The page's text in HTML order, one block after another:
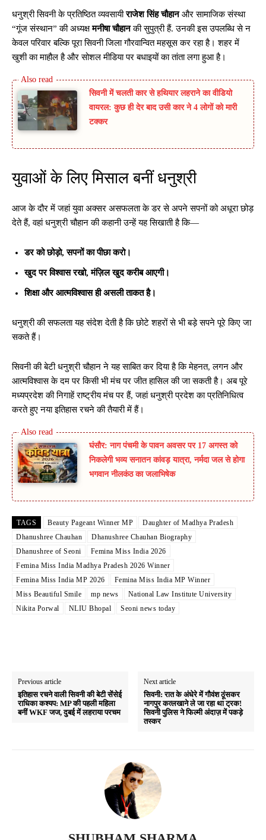
धनुश्री सिवनी के प्रतिष्ठित व्यवसायीराजेश सिंह चौहानऔर सामाजिक संस्था
“गूंज संस्थान” की अध्यक्षमनीषा चौहानकी सुपुत्री हैं. उनकी इस उपलब्धि से न
केवल परिवार बल्कि पूरा सिवनी जिला गौरवान्वित महसूस कर रहा है। शहर में
खुशी का माहौल है और सोशल मीडिया पर बधाइयों का तांता लगा हुआ है।
सिवनी में चलती कार से हथियार लहराने का वीडियो
वायरल: कुछ ही देर बाद उसी कार ने 4 लोगों को मारी
टक्कर
युवाओं के लिए मिसाल बनीं धनुश्री
आज के दौर में जहां युवा अक्सर असफलता के डर से अपने सपनों को अधूरा छोड़
देते हैं, वहां धनुश्री चौहान की कहानी उन्हें यह सिखाती है कि—
डर को छोड़ो, सपनों का पीछा करो।
खुद पर विश्वास रखो, मंज़िल खुद करीब आएगी।
शिक्षा और आत्मविश्वास ही असली ताकत है।
धनुश्री की सफलता यह संदेश देती है कि छोटे शहरों से भी बड़े सपने पूरे किए जा
सकते हैं।
सिवनी की बेटी धनुश्री चौहान ने यह साबित कर दिया है कि मेहनत, लगन और
आत्मविश्वास के दम पर किसी भी मंच पर जीत हासिल की जा सकती है। अब पूरे
मध्यप्रदेश की निगाहें राष्ट्रीय मंच पर हैं, जहां धनुश्री प्रदेश का प्रतिनिधित्व
करते हुए नया इतिहास रचने की तैयारी में हैं।
घंसौर: नाग पंचमी के पावन अवसर पर 17 अगस्त को
निकलेगी भव्य सनातन कांवड़ यात्रा, नर्मदा जल से होगा
भगवान नीलकंठ का जलाभिषेक
TAGS Beauty Pageant Winner MP
Daughter of Madhya Pradesh
Dhanushree Chauhan
Dhanushree Chauhan Biography
Dhanushree of Seoni
Femina Miss India 2026
Femina Miss India Madhya Pradesh 2026 Winner
Femina Miss India MP 2026
Femina Miss India MP Winner
Miss Beautiful Smile
mp news
National Law Institute University
Nikita Porwal
NLIU Bhopal Seoni news today
Previous article
इतिहास रचने वाली सिवनी की बेटी सेंसेई
राधिका कश्यप: MP की पहली महिला
बनीं WKF जज, दुबई में लहराया परचम
Next article
सिवनी: रात के अंधेरे में गौवंश ठूंसकर
नागपुर कत्लखाने ले जा रहा था ट्रक!
सिवनी पुलिस ने फिल्मी अंदाज़ में पकड़े
तस्कर